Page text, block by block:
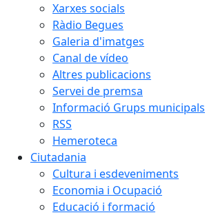
Xarxes socials
Ràdio Begues
Galeria d'imatges
Canal de vídeo
Altres publicacions
Servei de premsa
Informació Grups municipals
RSS
Hemeroteca
Ciutadania
Cultura i esdeveniments
Economia i Ocupació
Educació i formació